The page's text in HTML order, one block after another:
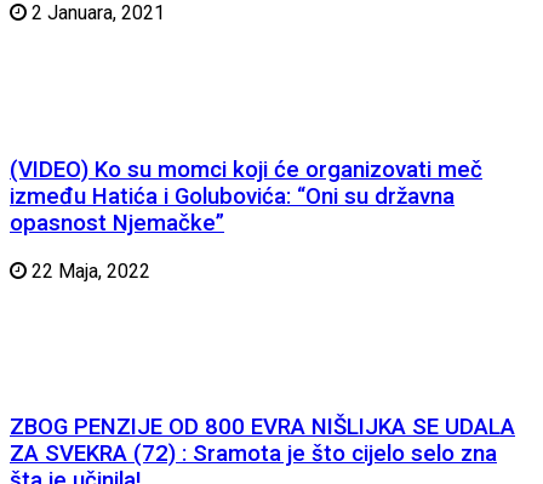
2 Januara, 2021
(VIDEO) Ko su momci koji će organizovati meč
između Hatića i Golubovića: “Oni su državna
opasnost Njemačke”
22 Maja, 2022
ZBOG PENZIJE OD 800 EVRA NIŠLIJKA SE UDALA
ZA SVEKRA (72) : Sramota je što cijelo selo zna